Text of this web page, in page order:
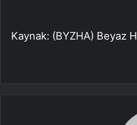
Kaynak: (BYZHA) Beyaz